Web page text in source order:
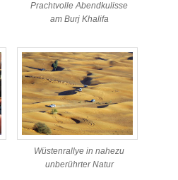
Prachtvolle Abendkulisse
am Burj Khalifa
Wüstenrallye in nahezu
unberührter Natur